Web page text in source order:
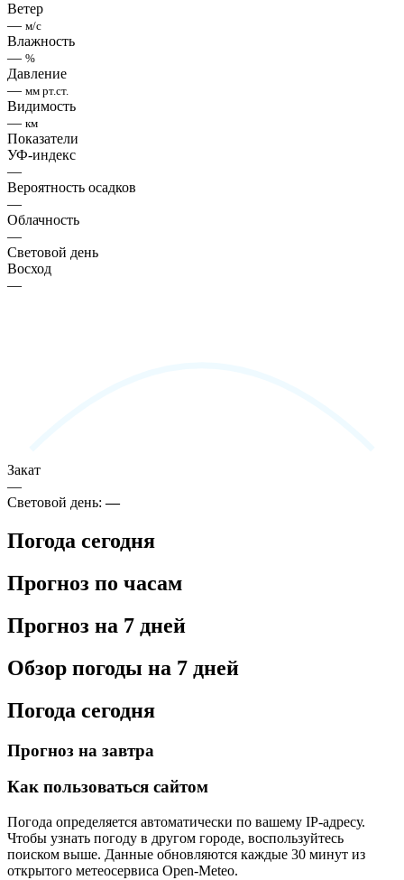
Ветер
— м/с
Влажность
— %
Давление
— мм рт.ст.
Видимость
— км
Показатели
УФ-индекс
—
Вероятность осадков
—
Облачность
—
Световой день
Восход
—
Закат
—
Световой день:—
Погода сегодня
Прогноз по часам
Прогноз на 7 дней
Обзор погоды на 7 дней
Погода сегодня
Прогноз на завтра
Как пользоваться сайтом
Погода определяется автоматически по вашему IP-адресу.
Чтобы узнать погоду в другом городе, воспользуйтесь
поиском выше. Данные обновляются каждые 30 минут из
открытого метеосервиса Open-Meteo.